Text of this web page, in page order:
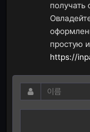
получать
простую
https://